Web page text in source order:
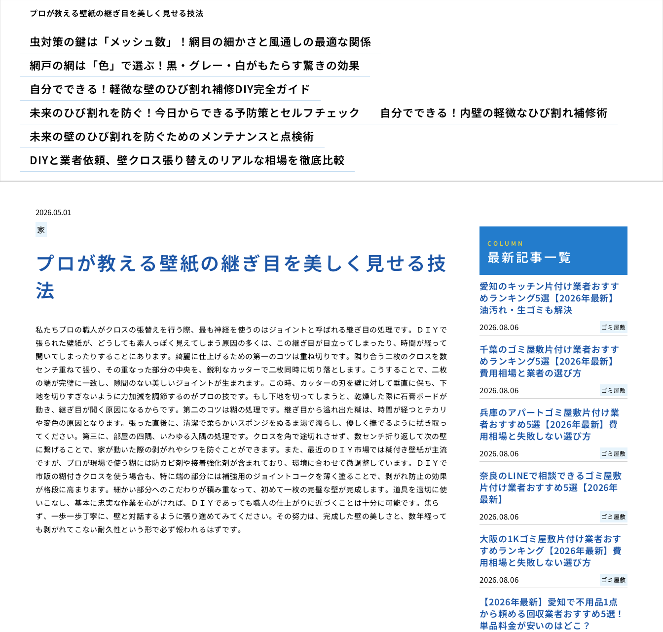
プロが教える壁紙の継ぎ目を美しく見せる技法
虫対策の鍵は「メッシュ数」！網目の細かさと風通しの最適な関係
網戸の網は「色」で選ぶ！黒・グレー・白がもたらす驚きの効果
自分でできる！軽微な壁のひび割れ補修DIY完全ガイド
未来のひび割れを防ぐ！今日からできる予防策とセルフチェック
自分でできる！内壁の軽微なひび割れ補修術
未来の壁のひび割れを防ぐためのメンテナンスと点検術
DIYと業者依頼、壁クロス張り替えのリアルな相場を徹底比較
2026.05.01
家
プロが教える壁紙の継ぎ目を美しく見せる技
法
私たちプロの職人がクロスの張替えを行う際、最も神経を使うのはジョイントと呼ばれる継ぎ目の処理です。ＤＩＹで
張られた壁紙が、どうしても素人っぽく見えてしまう原因の多くは、この継ぎ目が目立ってしまったり、時間が経って
開いてしまったりすることにあります。綺麗に仕上げるための第一のコツは重ね切りです。隣り合う二枚のクロスを数
センチ重ねて張り、その重なった部分の中央を、鋭利なカッターで二枚同時に切り落とします。こうすることで、二枚
の端が完璧に一致し、隙間のない美しいジョイントが生まれます。この時、カッターの刃を壁に対して垂直に保ち、下
地を切りすぎないように力加減を調節するのがプロの技です。もし下地を切ってしまうと、乾燥した際に石膏ボードが
動き、継ぎ目が開く原因になるからです。第二のコツは糊の処理です。継ぎ目から溢れ出た糊は、時間が経つとテカリ
や変色の原因となります。張った直後に、清潔で柔らかいスポンジをぬるま湯で濡らし、優しく撫でるように拭き取っ
てください。第三に、部屋の四隅、いわゆる入隅の処理です。クロスを角で途切れさせず、数センチ折り返して次の壁
に繋げることで、家が動いた際の剥がれやシワを防ぐことができます。また、最近のＤＩＹ市場では糊付き壁紙が主流
ですが、プロが現場で使う糊には防カビ剤や接着強化剤が含まれており、環境に合わせて微調整しています。ＤＩＹで
市販の糊付きクロスを使う場合も、特に端の部分には補強用のジョイントコークを薄く塗ることで、剥がれ防止の効果
が格段に高まります。細かい部分へのこだわりが積み重なって、初めて一枚の完璧な壁が完成します。道具を適切に使
いこなし、基本に忠実な作業を心がければ、ＤＩＹであっても職人の仕上がりに近づくことは十分に可能です。焦ら
ず、一歩一歩丁寧に、壁と対話するように張り進めてみてください。その努力は、完成した壁の美しさと、数年経って
も剥がれてこない耐久性という形で必ず報われるはずです。
COLUMN
最新記事一覧
愛知のキッチン片付け業者おすす
めランキング5選【2026年最新】
油汚れ・生ゴミも解決
2026.08.06 ゴミ屋敷
千葉のゴミ屋敷片付け業者おすす
めランキング5選【2026年最新】
費用相場と業者の選び方
2026.08.06 ゴミ屋敷
兵庫のアパートゴミ屋敷片付け業
者おすすめ5選【2026年最新】費
用相場と失敗しない選び方
2026.08.06 ゴミ屋敷
奈良のLINEで相談できるゴミ屋敷
片付け業者おすすめ5選【2026年
最新】
2026.08.06 ゴミ屋敷
大阪の1Kゴミ屋敷片付け業者おす
すめランキング【2026年最新】費
用相場と失敗しない選び方
2026.08.06 ゴミ屋敷
【2026年最新】愛知で不用品1点
から頼める回収業者おすすめ5選！
単品料金が安いのはどこ？